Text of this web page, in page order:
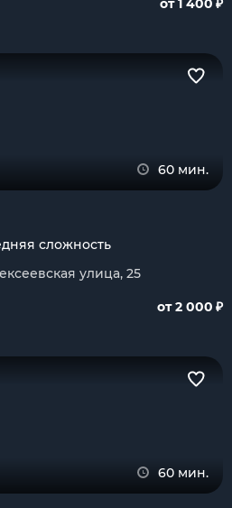
60 мин.
сложность
улица, 25
от 2 000 ₽
60 мин.